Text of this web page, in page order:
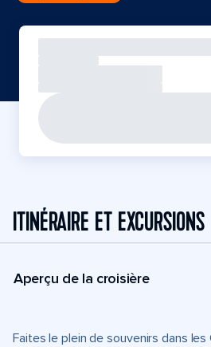
ITINÉRAIRE ET EXCURSIONS
Aperçu de la croisière
Faites le plein de souvenirs dans